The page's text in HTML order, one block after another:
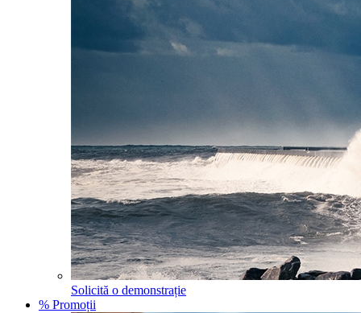
Solicită o demonstrație
% Promoții